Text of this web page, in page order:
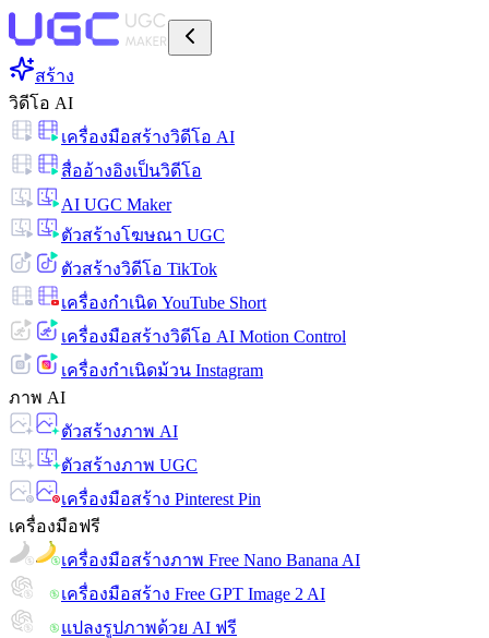
สร้าง
วิดีโอ AI
เครื่องมือสร้างวิดีโอ AI
สื่ออ้างอิงเป็นวิดีโอ
AI UGC Maker
ตัวสร้างโฆษณา UGC
ตัวสร้างวิดีโอ TikTok
เครื่องกำเนิด YouTube Short
เครื่องมือสร้างวิดีโอ AI Motion Control
เครื่องกำเนิดม้วน Instagram
ภาพ AI
ตัวสร้างภาพ AI
ตัวสร้างภาพ UGC
เครื่องมือสร้าง Pinterest Pin
เครื่องมือฟรี
เครื่องมือสร้างภาพ Free Nano Banana AI
เครื่องมือสร้าง Free GPT Image 2 AI
แปลงรูปภาพด้วย AI ฟรี